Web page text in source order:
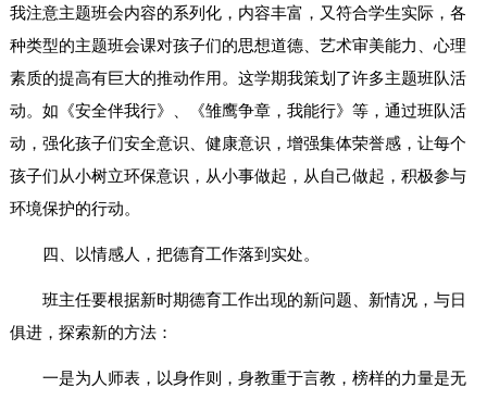
我注意主题班会内容的系列化，内容丰富，又符合学生实际，各
种类型的主题班会课对孩子们的思想道德、艺术审美能力、心理
素质的提高有巨大的推动作用。这学期我策划了许多主题班队活
动。如《安全伴我行》、《雏鹰争章，我能行》等，通过班队活
动，强化孩子们安全意识、健康意识，增强集体荣誉感，让每个
孩子们从小树立环保意识，从小事做起，从自己做起，积极参与
环境保护的行动。
四、以情感人，把德育工作落到实处。
班主任要根据新时期德育工作出现的新问题、新情况，与日
俱进，探索新的方法：
一是为人师表，以身作则，身教重于言教，榜样的力量是无